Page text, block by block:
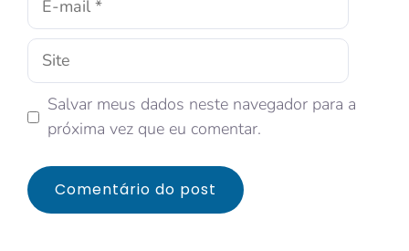
Salvar meus dados neste navegador para a
próxima vez que eu comentar.